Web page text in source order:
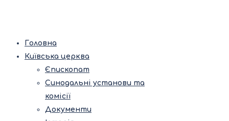
Головна
Київська церква
Єпископат
Синодальні установи та
комісії
Документи